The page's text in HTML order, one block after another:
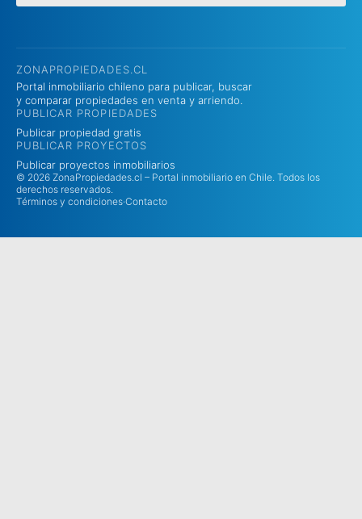
ZONAPROPIEDADES.CL
Portal inmobiliario chileno para publicar, buscar
y comparar propiedades en venta y arriendo.
PUBLICAR PROPIEDADES
Publicar propiedad gratis
PUBLICAR PROYECTOS
Publicar proyectos inmobiliarios
© 2026 ZonaPropiedades.cl – Portal inmobiliario en Chile. Todos los
derechos reservados.
Términos y condiciones·Contacto